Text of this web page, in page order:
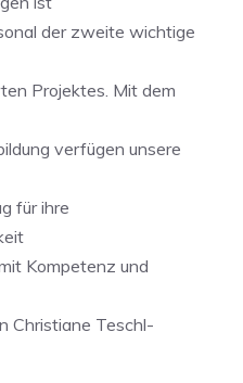
der zweite wichtige
Projektes. Mit dem
verfügen unsere
für ihre
Kompetenz und
Christiane Teschl-